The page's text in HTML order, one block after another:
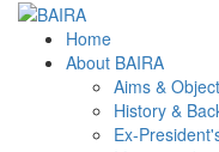
Home
About BAIRA
Aims &
History &
Ex-